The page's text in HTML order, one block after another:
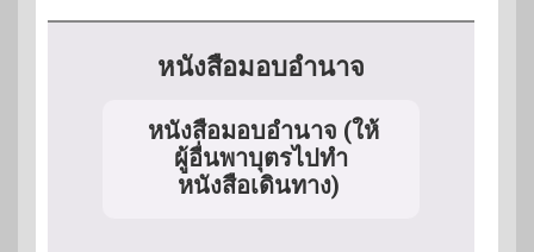
หนังสือมอบอำนาจ
หนังสือมอบอำนาจ (ให้
ผู้อื่นพาบุตรไปทำ
หนังสือเดินทาง)